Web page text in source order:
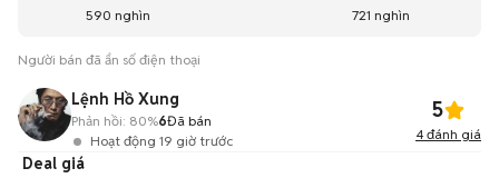
590 nghìn 721 nghìn
Người bán đã ẩn số điện thoại
Lệnh Hồ Xung
Hoạt động 19 giờ trước
Phản hồi: 80%6Đã bán 5
4 đánh giá
Deal giá